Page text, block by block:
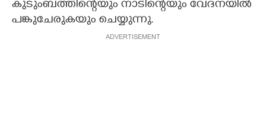
കുടുംബത്തിന്റെയും നാടിന്റെയും വേദനയിൽ
പങ്കുചേരുകയും ചെയ്യുന്നു.
ADVERTISEMENT